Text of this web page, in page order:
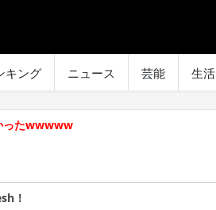
キング ニュース 芸能 生活
ったwwwww
！